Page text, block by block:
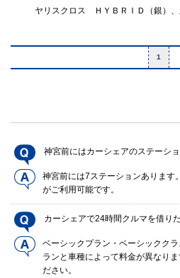
ヤリスクロス ＨＹＢＲＩＤ（銀）
1
神宮前にはカーシェアのステーシ
神宮前には7ステーションあります
がご利用可能です。
カーシェアで24時間クルマを借り
ベーシックプラン・ベーシックク
ランと車種によって料金が異なり
ださい。